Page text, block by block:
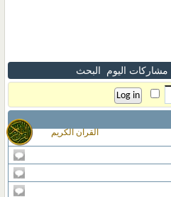
القران الكريم
مشاركات اليوم البحث